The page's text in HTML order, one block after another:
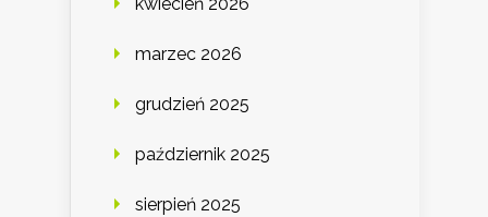
marzec 2026
grudzień 2025
październik 2025
sierpień 2025